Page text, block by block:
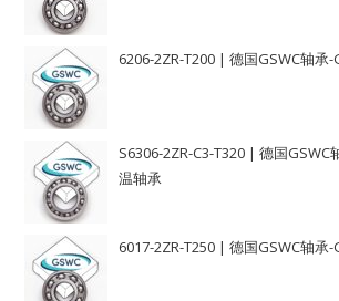
6206-2ZR-T200 | 德国GSWC轴承
S6306-2ZR-C3-T320 | 德国GSWC
温轴承
6017-2ZR-T250 | 德国GSWC轴承